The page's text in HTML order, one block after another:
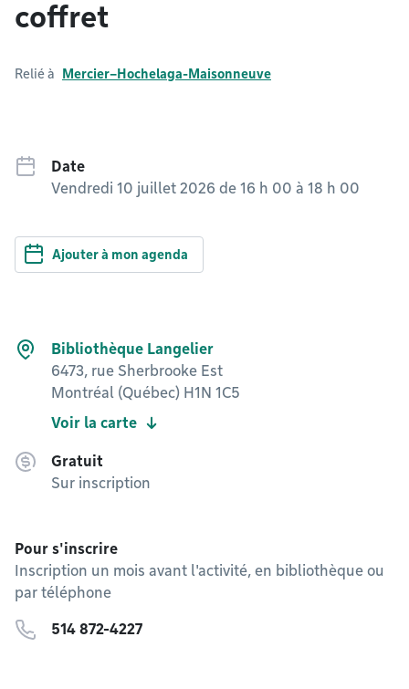
coffret
Relié à Mercier–Hochelaga-Maisonneuve
Date
Vendredi 10 juillet 2026 de 16 h 00 à 18 h 00
Ajouter à mon agenda
Bibliothèque Langelier
6473, rue Sherbrooke Est
Montréal (Québec) H1N 1C5
Voir la carte
Gratuit
Sur inscription
Pour s'inscrire
Inscription un mois avant l'activité, en bibliothèque ou
par téléphone
514 872-4227